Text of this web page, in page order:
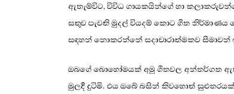
ඇතැම්විට, විවිධ ගායකයින්ගේ හා
සතුව පැවති මුදල් වියදම් කොට ගීත නිර්මාණය
සඳහන් නොකරන්නේ සදාචාරාත්මකව සීමාවන්
ඔබගේ බොහෝමයක් අමු ගීතවල අන්තර්ගත
මුලදී දුටිමි. එය ඔබේ බසින් කිවහොත්